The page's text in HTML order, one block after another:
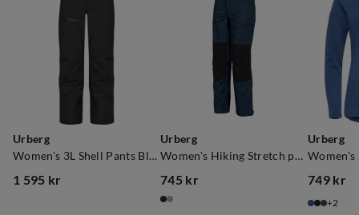
Urberg
Women's 3L Shell Pants Black Beauty
1 595 kr
Urberg
Women's Hiking Stretch pants Midnight Navy
price
745 kr
Urberg
price
749 kr
2